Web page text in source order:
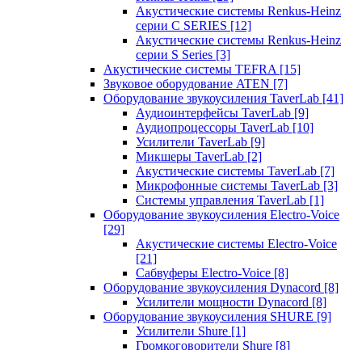
Акустические системы Renkus-Heinz
серии C SERIES [12]
Акустические системы Renkus-Heinz
серии S Series [3]
Акустические системы TEFRA [15]
Звуковое оборудование ATEN [7]
Оборудование звукоусиления TaverLab [41]
Аудиоинтерфейсы TaverLab [9]
Аудиопроцессоры TaverLab [10]
Усилители TaverLab [9]
Микшеры TaverLab [2]
Акустические системы TaverLab [7]
Микрофонные системы TaverLab [3]
Системы управления TaverLab [1]
Оборудование звукоусиления Electro-Voice
[29]
Акустические системы Electro-Voice
[21]
Сабвуферы Electro-Voice [8]
Оборудование звукоусиления Dynacord [8]
Усилители мощности Dynacord [8]
Оборудование звукоусиления SHURE [9]
Усилители Shure [1]
Громкоговорители Shure [8]